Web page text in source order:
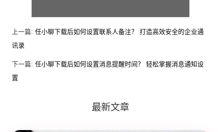
上一篇: 任小聊下载后如何设置联系人备注？ 打造高效安全的企业通
讯录
下一篇: 任小聊下载后如何设置消息提醒时间？ 轻松掌握消息通知设
置
最新文章